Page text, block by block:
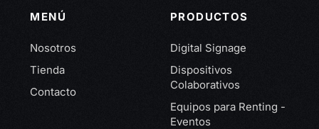
MENÚ
Nosotros
Tienda
Contacto
PRODUCTOS
Digital Signage
Dispositivos
Colaborativos
Equipos para Renting -
Eventos